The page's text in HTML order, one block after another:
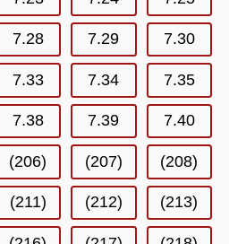
7.28 7.29 7.30
7.33 7.34 7.35
7.38 7.39 7.40
(206) (207) (208)
(211) (212) (213)